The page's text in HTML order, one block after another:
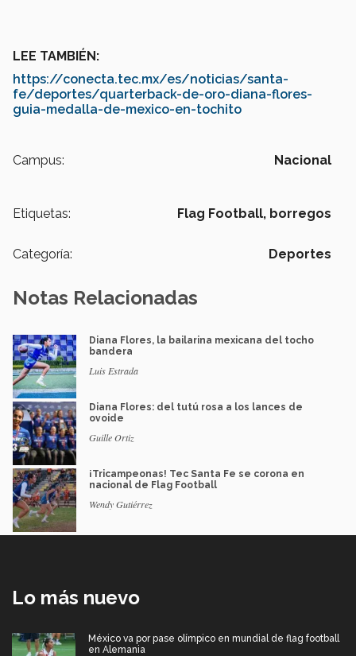
LEE TAMBIÉN:
https://conecta.tec.mx/es/noticias/santa-
fe/deportes/quarterback-de-oro-diana-flores-
guia-medalla-de-mexico-en-tochito
Campus: Nacional
Etiquetas: Flag Football, borregos
Categoría: Deportes
Notas Relacionadas
Diana Flores, la bailarina mexicana del tocho
bandera
Luis Estrada
Diana Flores: del tutú rosa a los lances de
ovoide
Guille Ortiz
¡Tricampeonas! Tec Santa Fe se corona en
nacional de Flag Football
Wendy Gutiérrez
Lo más nuevo
México va por pase olímpico en mundial de flag football
en Alemania